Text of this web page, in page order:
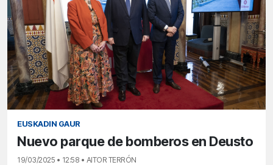
EUSKADIN GAUR
Nuevo parque de bomberos en Deusto
19/03/2025 • 12:58 • AITOR TERRÓN